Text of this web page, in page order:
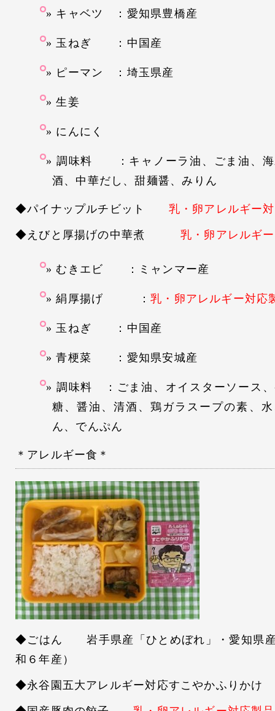
キャベツ ：愛知県豊橋産
玉ねぎ ：中国産
ピーマン ：埼玉県産
生姜
にんにく
調味料 ：キャノーラ油、ごま油、海
酒、中華だし、甜麺醤、みりん
◆パイナップルチビット 乳・卵アレルギー
◆えびと厚揚げの中華煮 乳・卵アレルギ
むきエビ ：ミャンマー産
絹厚揚げ ：乳・卵アレルギー対応
玉ねぎ ：中国産
青梗菜 ：愛知県安城産
調味料 ：ごま油、オイスターソース
糖、醤油、清酒、鶏ガラスープの素、
ん、でんぷん
＊アレルギー食＊
◆ごはん 岩手県産「ひとめぼれ」・愛知県産
和６年産）
◆永谷園五大アレルギー対応すこやかふりかけ